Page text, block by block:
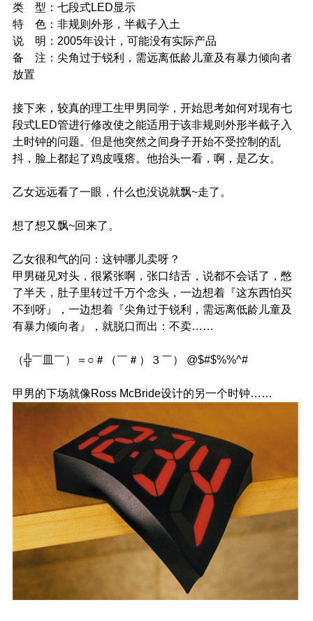
类 型：七段式LED显示
特 色：非规则外形，半截子入土
说 明：2005年设计，可能没有实际产品
备 注：尖角过于锐利，需远离低龄儿童及有暴力倾向者
放置
接下来，较真的理工生甲男同学，开始思考如何对现有七
段式LED管进行修改使之能适用于该非规则外形半截子入
土时钟的问题。但是他突然之间身子开始不受控制的乱
抖，脸上都起了鸡皮嘎瘩。他抬头一看，啊，是乙女。
乙女远远看了一眼，什么也没说就飘~走了。
想了想又飘~回来了。
乙女很和气的问：这钟哪儿卖呀？
甲男碰见对头，很紧张啊，张口结舌，说都不会话了，憋
了半天，肚子里转过千万个念头，一边想着『这东西怕买
不到呀』，一边想着『尖角过于锐利，需远离低龄儿童及
有暴力倾向者』，就脱口而出：不卖……
（╬￣皿￣）＝○＃（￣＃）３￣） @$#$%%^#
甲男的下场就像Ross McBride设计的另一个时钟……